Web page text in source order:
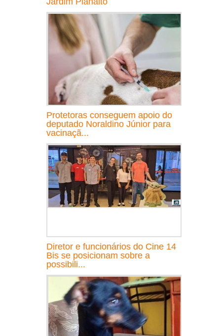
Protetoras conseguem apoio do
deputado Noraldino Júnior para
vacinaçã...
Diretor e funcionários do Cine 14
Bis se posicionam sobre a
possibili...